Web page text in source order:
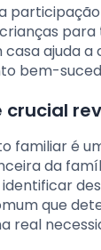
casa ajuda
bem-
crucial
familiar é
da
que
real